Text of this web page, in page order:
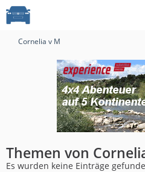
Cornelia v M
Themen von
Es wurden keine Einträge